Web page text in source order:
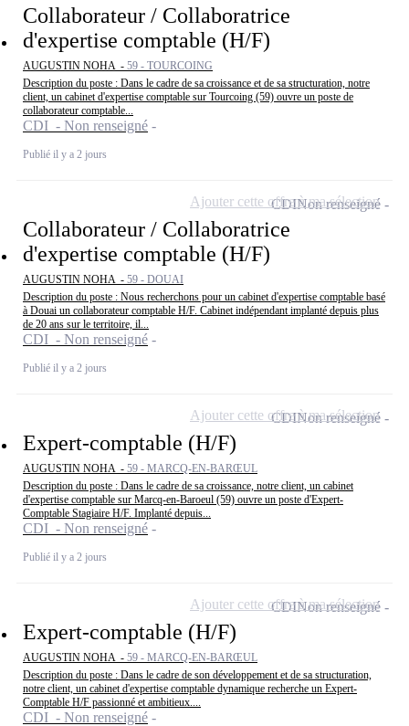
Collaborateur / Collaboratrice
d'expertise comptable (H/F)
AUGUSTIN NOHA - 59 - TOURCOING
Description du poste : Dans le cadre de sa croissance et de sa structuration, notre
client, un cabinet d'expertise comptable sur Tourcoing (59) ouvre un poste de
collaborateur comptable...
CDI - Non renseigné
Publié il y a 2 jours
Collaborateur / Collaboratrice
d'expertise comptable (H/F)
AUGUSTIN NOHA - 59 - DOUAI
Description du poste : Nous recherchons pour un cabinet d'expertise comptable basé
à Douai un collaborateur comptable H/F. Cabinet indépendant implanté depuis plus
de 20 ans sur le territoire, il...
CDI - Non renseigné
Publié il y a 2 jours
CDINon renseigné
Ajouter cette offre à ma sélection
Expert-comptable (H/F)
AUGUSTIN NOHA - 59 - MARCQ-EN-BARŒUL
Description du poste : Dans le cadre de sa croissance, notre client, un cabinet
d'expertise comptable sur Marcq-en-Baroeul (59) ouvre un poste d'Expert-
Comptable Stagiaire H/F. Implanté depuis...
CDI - Non renseigné
Publié il y a 2 jours
CDINon renseigné
Ajouter cette offre à ma sélection
Expert-comptable (H/F)
AUGUSTIN NOHA - 59 - MARCQ-EN-BARŒUL
Description du poste : Dans le cadre de son développement et de sa structuration,
notre client, un cabinet d'expertise comptable dynamique recherche un Expert-
Comptable H/F passionné et ambitieux....
CDI - Non renseigné
CDINon renseigné
Ajouter cette offre à ma sélection